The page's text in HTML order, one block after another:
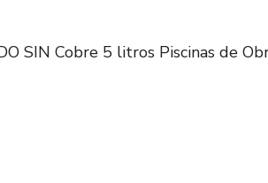
SIN Cobre 5 litros Piscinas de